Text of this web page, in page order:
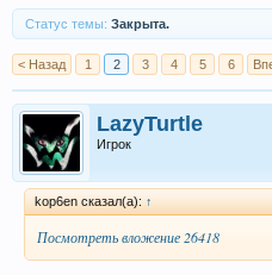
Статус темы: Закрыта.
< Назад 1 2 3 4 5 6
LazyTurtle
Игрок
kop6en сказал(а): ↑
Посмотреть вложение 26418